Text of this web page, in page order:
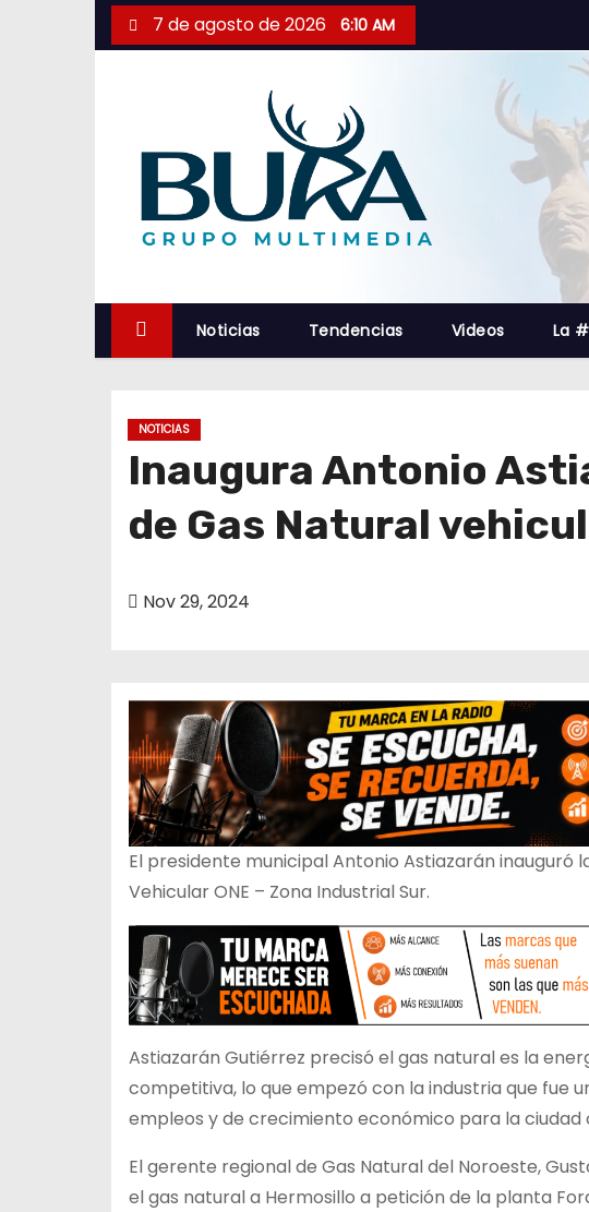
a
7 de agosto de 2026 6:10 AM
Noticias Tendencias Videos La
NOTICIAS
Inaugura Antonio
de Gas Natural
Nov 29, 2024
El presidente municipal Antonio Astiazarán inauguró
Vehicular ONE – Zona Industrial Sur.
Astiazarán Gutiérrez precisó el gas natural es la
competitiva, lo que empezó con la industria que fue
empleos y de crecimiento económico para la ciudad
El gerente regional de Gas Natural del Noroeste,
el gas natural a Hermosillo a petición de la planta